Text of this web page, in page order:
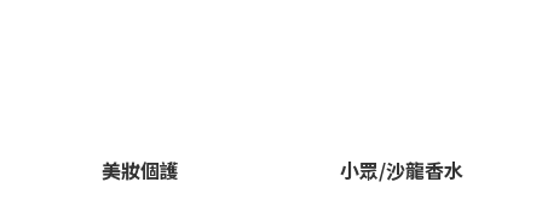
美妝個護 小眾/沙龍香水